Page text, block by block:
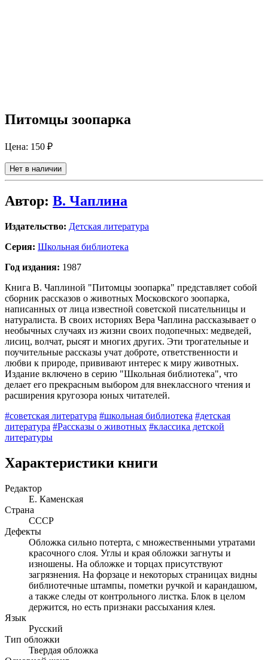
Питомцы зоопарка
Цена: 150 ₽
Нет в наличии
Автор: В. Чаплина
Издательство: Детская литература
Серия: Школьная библиотека
Год издания: 1987
Книга В. Чаплиной "Питомцы зоопарка" представляет собой
сборник рассказов о животных Московского зоопарка,
написанных от лица известной советской писательницы и
натуралиста. В своих историях Вера Чаплина рассказывает о
необычных случаях из жизни своих подопечных: медведей,
лисиц, волчат, рысят и многих других. Эти трогательные и
поучительные рассказы учат доброте, ответственности и
любви к природе, прививают интерес к миру животных.
Издание включено в серию "Школьная библиотека", что
делает его прекрасным выбором для внеклассного чтения и
расширения кругозора юных читателей.
#советская литература #школьная библиотека #детская
литература #Рассказы о животных #классика детской
литературы
Характеристики книги
Редактор
Е. Каменская
Страна
СССР
Дефекты
Обложка сильно потерта, с множественными утратами
красочного слоя. Углы и края обложки загнуты и
изношены. На обложке и торцах присутствуют
загрязнения. На форзаце и некоторых страницах видны
библиотечные штампы, пометки ручкой и карандашом,
а также следы от контрольного листка. Блок в целом
держится, но есть признаки рассыхания клея.
Язык
Русский
Тип обложки
Твердая обложка